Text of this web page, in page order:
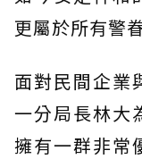
更屬於所有警
面對民間企業
一分局長林大
擁有一群非常